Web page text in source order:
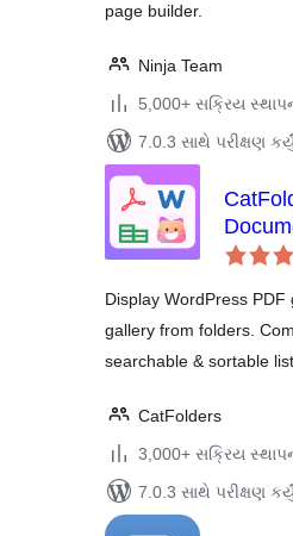
page builder.
Ninja Team
5,000+ સક્રિય
7.0.3 સાથે પરીક્ષણ
PDF
Display WordPress PDF
gallery from folders.
searchable & sortable
CatFolders
3,000+ સક્રિય
7.0.3 સાથે પરીક્ષણ